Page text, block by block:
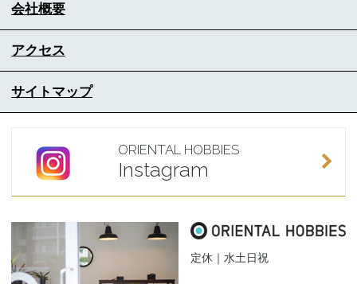
会社概要
アクセス
サイトマップ
ORIENTAL HOBBIES
Instagram
定休｜水土日祝